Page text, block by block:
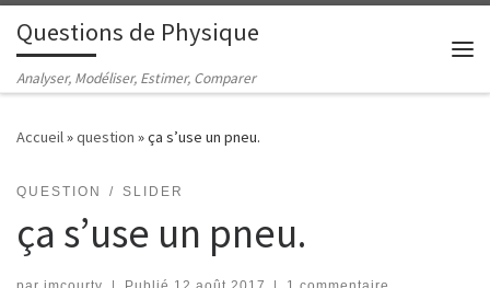
Passer au contenu
Questions de Physique
Analyser, Modéliser, Estimer, Comparer
Accueil»question »ça s’use un pneu.
QUESTION SLIDER
ça s’use un pneu.